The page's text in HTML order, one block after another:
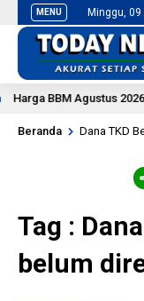
MENU Minggu,
Harga BBM Agustus
Beranda Dana TKD
Tag :
belum